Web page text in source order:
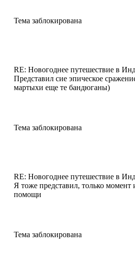
Тема заблокирована
RE: Новогоднее путешествие в
Представил сие эпическое
мартыхи еще те бандюганы)
Тема заблокирована
RE: Новогоднее путешествие в
Я тоже представил, только
помощи
Тема заблокирована